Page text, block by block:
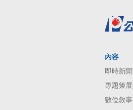
內容
即時新聞
專題策展
數位敘事